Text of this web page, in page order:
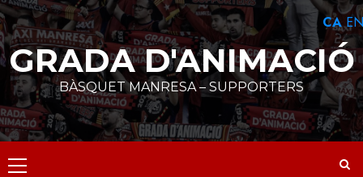
Skip
to
content
GRADA D'ANIMACIÓ
BÀSQUET MANRESA – SUPPORTERS
Primary
CA EN